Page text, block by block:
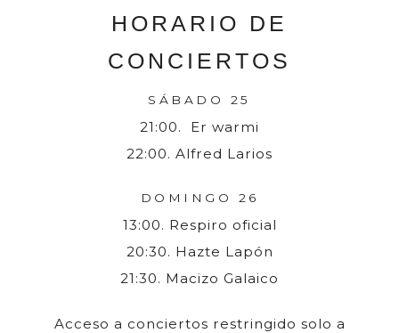
HORARIO DE
CONCIERTOS
SÁBADO 25
21:00. Er warmi
22:00. Alfred Larios
DOMINGO 26
13:00. Respiro oficial
20:30. Hazte Lapón
21:30. Macizo Galaico
Acceso a conciertos restringido solo a